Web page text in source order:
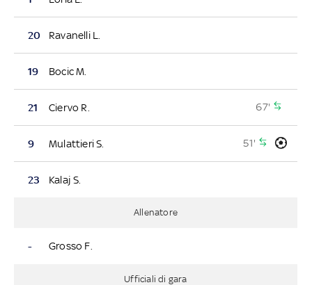
20 Ravanelli L.
19 Bocic M.
21 Ciervo R. 67'
9 Mulattieri S. 51'
23 Kalaj S.
Allenatore
- Grosso F.
Ufficiali di gara